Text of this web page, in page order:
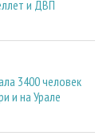
и ДВП
3400 человек
и на Урале